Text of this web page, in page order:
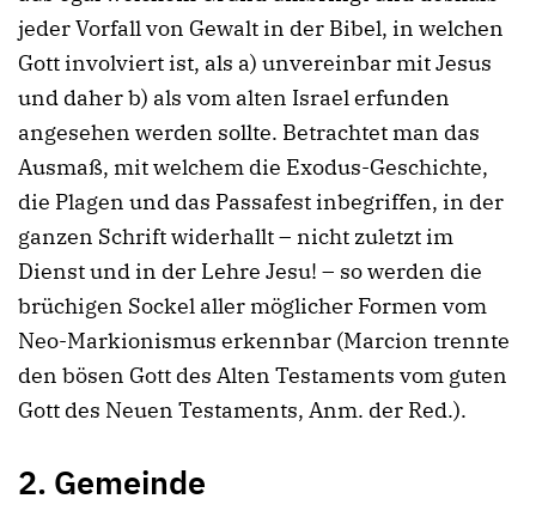
jeder Vorfall von Gewalt in der Bibel, in welchen
Gott involviert ist, als a) unvereinbar mit Jesus
und daher b) als vom alten Israel erfunden
angesehen werden sollte. Betrachtet man das
Ausmaß, mit welchem die Exodus-Geschichte,
die Plagen und das Passafest inbegriffen, in der
ganzen Schrift widerhallt – nicht zuletzt im
Dienst und in der Lehre Jesu! – so werden die
brüchigen Sockel aller möglicher Formen vom
Neo-Markionismus erkennbar (Marcion trennte
den bösen Gott des Alten Testaments vom guten
Gott des Neuen Testaments, Anm. der Red.).
2. Gemeinde